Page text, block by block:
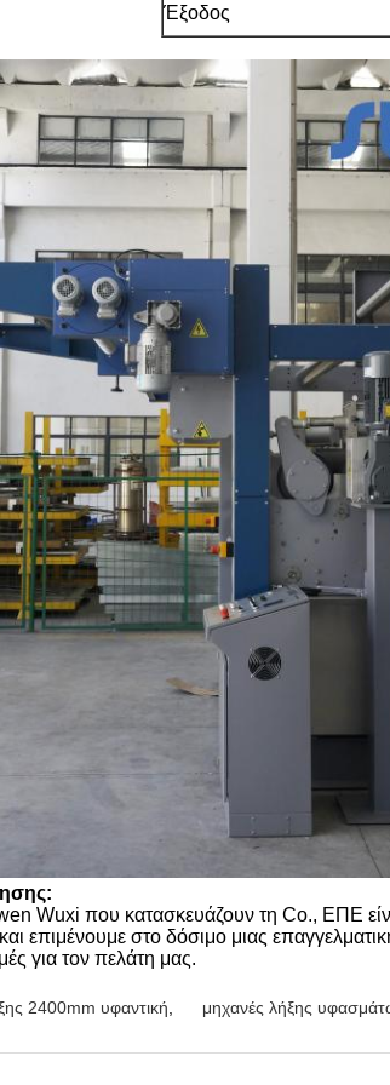
Έξοδος
Wuxi που κατασκευάζουν τη Co., ΕΠΕ
επιμένουμε στο δόσιμο μιας
για τον πελάτη μας.
2400mm υφαντική μηχανές λήξης